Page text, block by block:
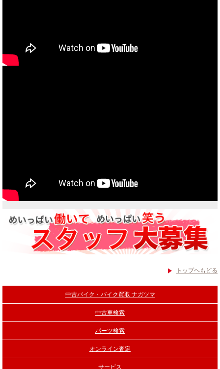
トップヘもどる
中古バイク・バイク買取 ナガツマ
中古車検索
パーツ検索
オンライン査定
サービス